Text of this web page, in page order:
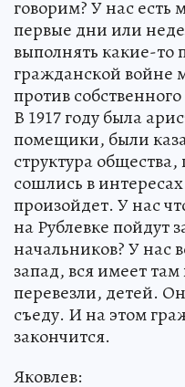
говорим? У нас
первые дни или
выполнять какие-то
гражданской войне
против
В 1917 году была
помещики, были
структура
сошлись в
произойдет. У нас
на Рублевке пойдут
начальников? У нас
запад, вся имеет
перевезли, детей.
съеду. И на этом
закончится.
Яковлев: